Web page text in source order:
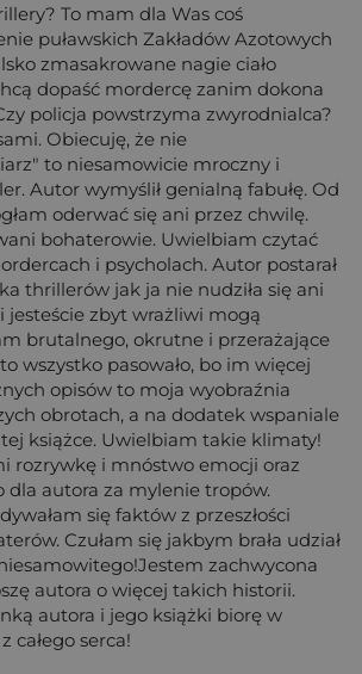
To mam dla Was coś
puławskich Zakładów Azotowych
zmasakrowane nagie ciało
dopaść mordercę zanim dokona
policja powstrzyma zwyrodnialca?
Obiecuję, że nie
to niesamowicie mroczny i
Autor wymyślił genialną fabułę. Od
oderwać się ani przez chwilę.
bohaterowie. Uwielbiam czytać
i psycholach. Autor postarał
thrillerów jak ja nie nudziła się ani
jesteście zbyt wrażliwi mogą
brutalnego, okrutne i przerażające
wszystko pasowało, bo im więcej
opisów to moja wyobraźnia
obrotach, a na dodatek wspaniale
książce. Uwielbiam takie klimaty!
rozrywkę i mnóstwo emocji oraz
dla autora za mylenie tropów.
się faktów z przeszłości
Czułam się jakbym brała udział
zachwycona
autora o więcej takich historii.
autora i jego książki biorę w
całego serca!